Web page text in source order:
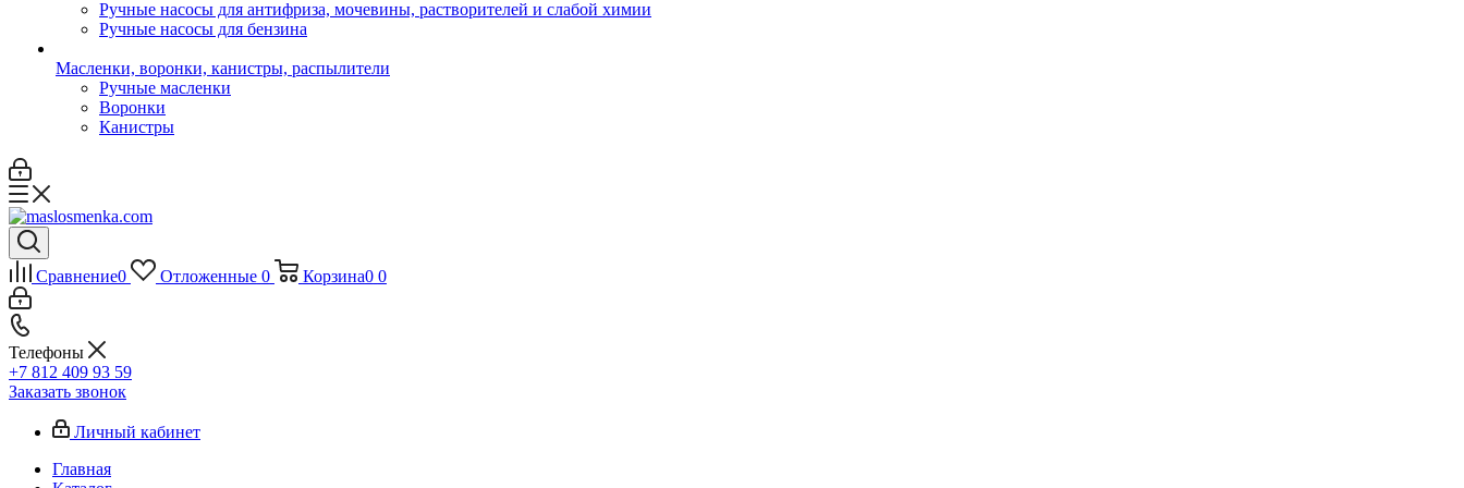
Ручные насосы для антифриза, мочевины, растворителей и слабой химии
Ручные насосы для бензина
Масленки, воронки, канистры, распылители
Ручные масленки
Воронки
Канистры
Сравнение0 Отложенные 0 Корзина0 0
Телефоны
+7 812 409 93 59
Заказать звонок
Личный кабинет
Главная